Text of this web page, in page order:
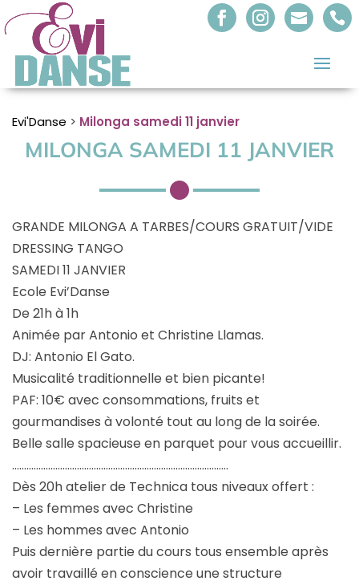
Evi'Danse > Milonga samedi 11 janvier
MILONGA SAMEDI 11 JANVIER
GRANDE MILONGA A TARBES/COURS GRATUIT/VIDE
DRESSING TANGO
SAMEDI 11 JANVIER
Ecole Evi’Danse
De 21h à 1h
Animée par Antonio et Christine Llamas.
DJ: Antonio El Gato.
Musicalité traditionnelle et bien picante!
PAF: 10€ avec consommations, fruits et
gourmandises à volonté tout au long de la soirée.
Belle salle spacieuse en parquet pour vous accueillir.
………………………………………………………………………………
Dès 20h atelier de Technica tous niveaux offert :
– Les femmes avec Christine
– Les hommes avec Antonio
Puis dernière partie du cours tous ensemble après
avoir travaillé en conscience une structure